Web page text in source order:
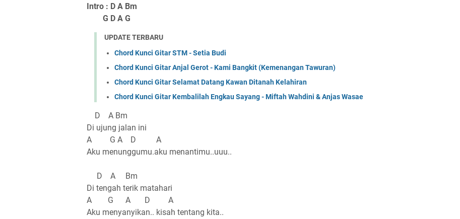
Intro : D A Bm
G D A G
UPDATE TERBARU
Chord Kunci Gitar STM - Setia Budi
Chord Kunci Gitar Anjal Gerot - Kami Bangkit (Kemenangan Tawuran)
Chord Kunci Gitar Selamat Datang Kawan Ditanah Kelahiran
Chord Kunci Gitar Kembalilah Engkau Sayang - Miftah Wahdini & Anjas Wasae
D A Bm
Di ujung jalan ini
A G A D A
Aku menunggumu.aku menantimu..uuu..
D A Bm
Di tengah terik matahari
A G A D A
Aku menyanyikan.. kisah tentang kita..